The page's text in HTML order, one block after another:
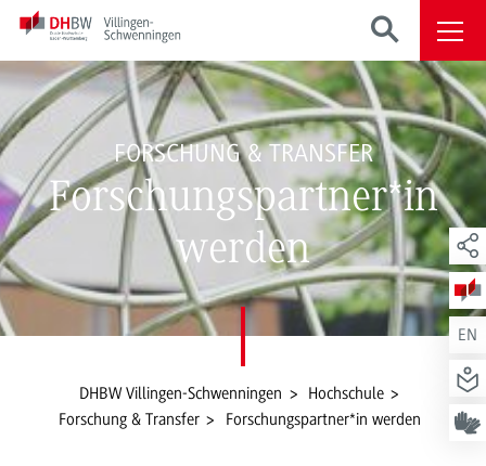
FORSCHUNG & TRANSFER
Forschungspartner*in
werden
EN
DHBW Villingen-Schwenningen
Hochschule
Forschung & Transfer
Forschungspartner*in werden